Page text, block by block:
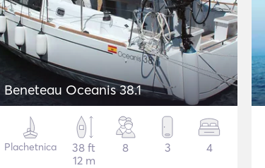
Beneteau Oceanis 38.1
Plachetnica
38 ft
12 m
8 3 4